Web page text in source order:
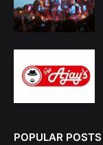
POPULAR POSTS